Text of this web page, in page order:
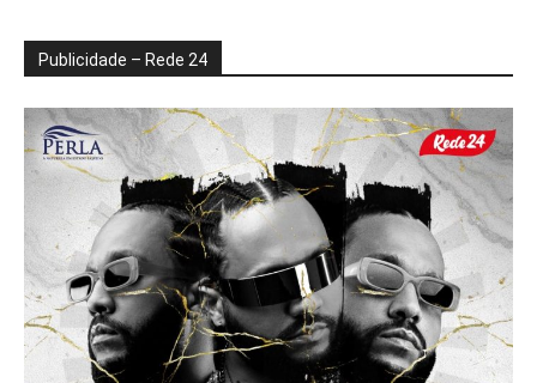
Publicidade – Rede 24